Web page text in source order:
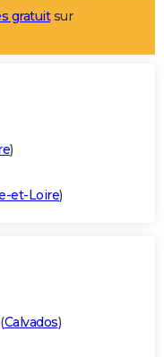
gratuitsur
)
et-Loire)
(Calvados)